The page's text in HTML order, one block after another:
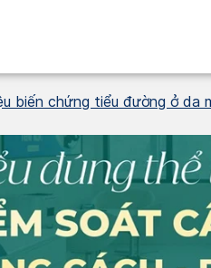
biến chứng tiểu đường ở da